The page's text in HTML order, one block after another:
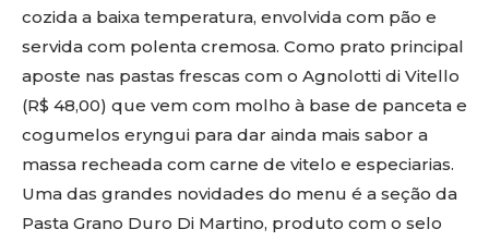
cozida a baixa temperatura, envolvida com pão e
servida com polenta cremosa. Como prato principal
aposte nas pastas frescas com o Agnolotti di Vitello
(R$ 48,00) que vem com molho à base de panceta e
cogumelos eryngui para dar ainda mais sabor a
massa recheada com carne de vitelo e especiarias.
Uma das grandes novidades do menu é a seção da
Pasta Grano Duro Di Martino, produto com o selo